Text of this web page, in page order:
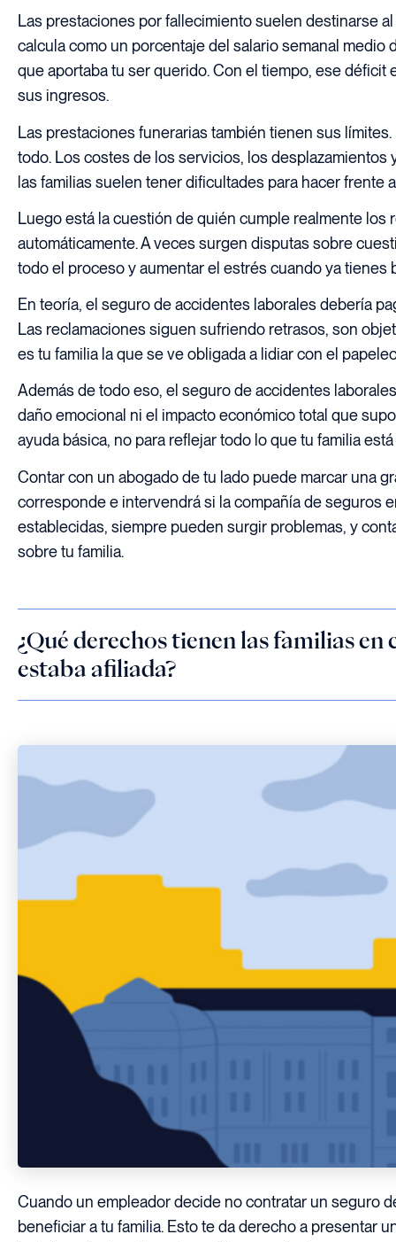
Las prestaciones por fallecimiento suelen destinarse
calcula como un porcentaje del salario semanal
que aportaba tu ser querido. Con el tiempo, ese
sus ingresos.
Las prestaciones funerarias también tienen sus
todo. Los costes de los servicios, los
las familias suelen tener dificultades para hacer frente
Luego está la cuestión de quién cumple realmente
automáticamente. A veces surgen disputas sobre
todo el proceso y aumentar el estrés cuando ya tienes
En teoría, el seguro de accidentes laborales debería
Las reclamaciones siguen sufriendo retrasos, son
es tu familia la que se ve obligada a lidiar con el
Además de todo eso, el seguro de accidentes
daño emocional ni el impacto económico total que
ayuda básica, no para reflejar todo lo que tu familia
Contar con un abogado de tu lado puede marcar una
corresponde e intervendrá si la compañía de seguros
establecidas, siempre pueden surgir problemas, y
sobre tu familia.
¿Qué derechos tienen las familias
estaba afiliada?
Cuando un empleador decide no contratar un seguro
beneficiar a tu familia. Esto te da derecho a presentar